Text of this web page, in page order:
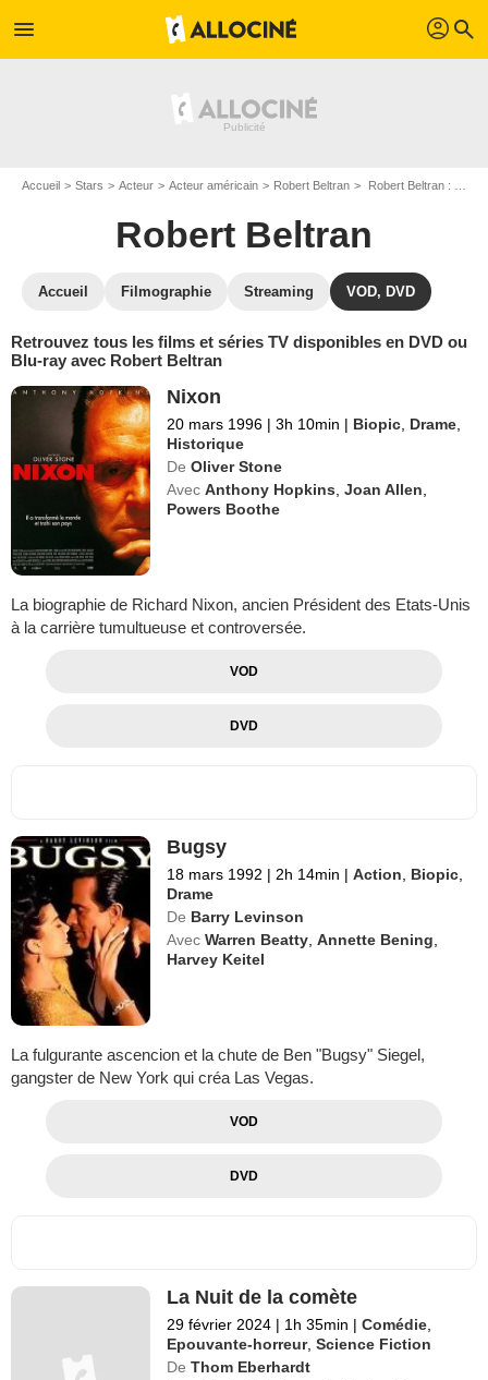
menu profil search
Accueil Stars Acteur Acteur américain Robert Beltran Robert Beltran : ses Blu-Ray, DVD, VOD, SVOD
Robert Beltran
Accueil Filmographie Streaming VOD, DVD
Retrouvez tous les films et séries TV disponibles en DVD ou
Blu-ray avec Robert Beltran
Nixon
20 mars 1996 | 3h 10min | Biopic Drame
Historique
De Oliver Stone
Avec Anthony Hopkins ,Joan Allen
Powers Boothe
La biographie de Richard Nixon, ancien Président des Etats-Unis
à la carrière tumultueuse et controversée.
VOD
DVD
Bugsy
18 mars 1992 | 2h 14min | Action Biopic
Drame
De Barry Levinson
Avec Warren Beatty ,Annette Bening
Harvey Keitel
La fulgurante ascencion et la chute de Ben "Bugsy" Siegel,
gangster de New York qui créa Las Vegas.
VOD
DVD
La Nuit de la comète
29 février 2024 | 1h 35min | Comédie
Epouvante-horreur,Science Fiction
De Thom Eberhardt